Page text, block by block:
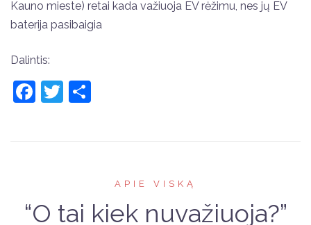
Kauno mieste) retai kada važiuoja EV rėžimu, nes jų EV
baterija pasibaigia
Dalintis:
Facebook
Twitter
APIE VISKĄ
“O tai kiek nuvažiuoja?”